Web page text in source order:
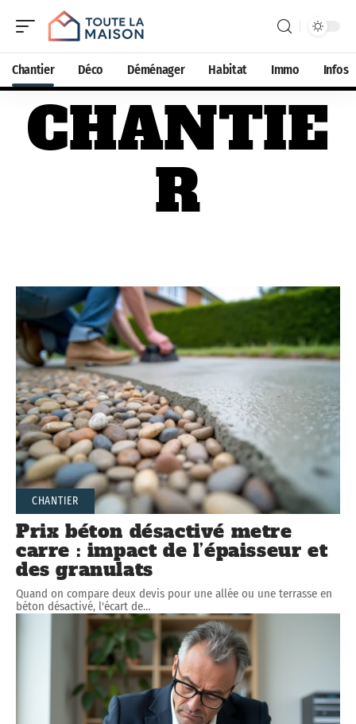
Chantier Déco Déménager Habitat Immo Infos
CHANTIE
R
CHANTIER
Prix béton désactivé metre
carre : impact de l’épaisseur et
des granulats
Quand on compare deux devis pour une allée ou une terrasse en
béton désactivé, l'écart de…